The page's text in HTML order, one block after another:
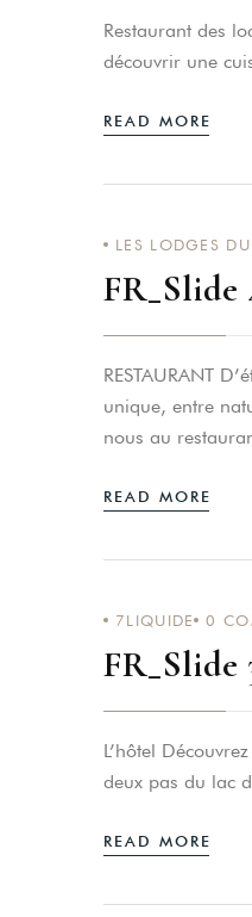
Restaurant des
découvrir une
READ MORE
LES LODGES
FR_Slide
RESTAURANT
unique, entre
nous au
READ MORE
7LIQUIDE 0
L’hôtel
deux pas du lac
READ MORE